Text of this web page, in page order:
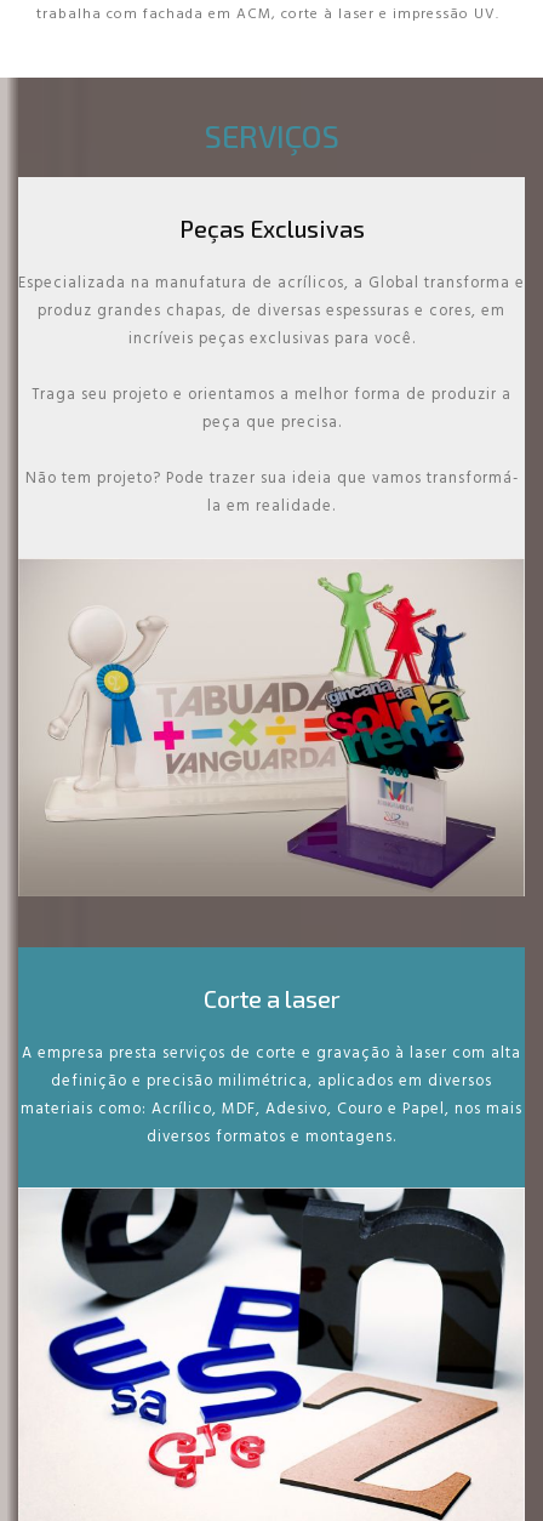
trabalha com fachada em ACM, corte à laser e impressão UV.
SERVIÇOS
Peças Exclusivas
Especializada na manufatura de acrílicos, a Global transforma e
produz grandes chapas, de diversas espessuras e cores, em
incríveis peças exclusivas para você.
Traga seu projeto e orientamos a melhor forma de produzir a
peça que precisa.
Não tem projeto? Pode trazer sua ideia que vamos transformá-
la em realidade.
Corte a laser
A empresa presta serviços de corte e gravação à laser com alta
definição e precisão milimétrica, aplicados em diversos
materiais como: Acrílico, MDF, Adesivo, Couro e Papel, nos mais
diversos formatos e montagens.